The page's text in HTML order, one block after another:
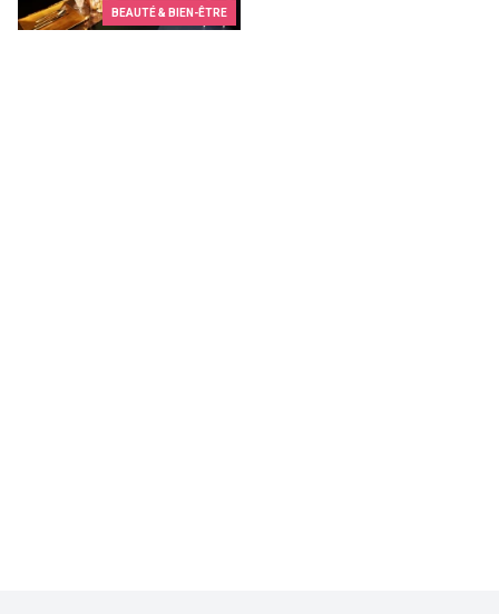
BEAUTÉ & BIEN-ÊTRE